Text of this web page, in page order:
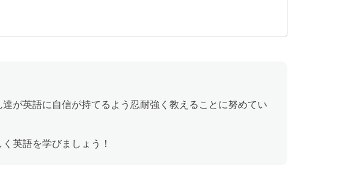
が英語に自信が持てるよう忍耐強く教えることに努めてい
英語を学びましょう！